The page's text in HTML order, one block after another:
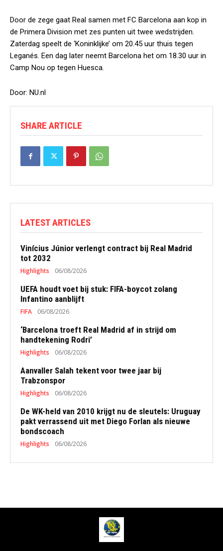
Door de zege gaat Real samen met FC Barcelona aan kop in
de Primera Division met zes punten uit twee wedstrijden.
Zaterdag speelt de ‘Koninklijke’ om 20.45 uur thuis tegen
Leganés. Een dag later neemt Barcelona het om 18.30 uur in
Camp Nou op tegen Huesca.
Door: NU.nl
SHARE ARTICLE
LATEST ARTICLES
Vinícius Júnior verlengt contract bij Real Madrid
tot 2032
Highlights 06/08/2026
UEFA houdt voet bij stuk: FIFA-boycot zolang
Infantino aanblijft
FIFA 06/08/2026
‘Barcelona troeft Real Madrid af in strijd om
handtekening Rodri’
Highlights 06/08/2026
Aanvaller Salah tekent voor twee jaar bij
Trabzonspor
Highlights 06/08/2026
De WK-held van 2010 krijgt nu de sleutels: Uruguay
pakt verrassend uit met Diego Forlan als nieuwe
bondscoach
Highlights 06/08/2026